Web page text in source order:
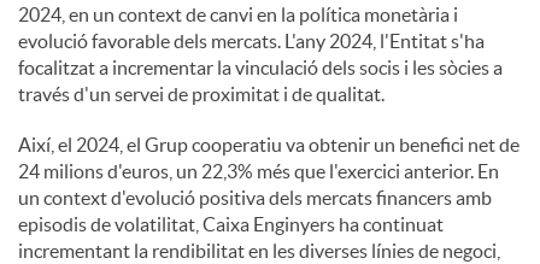
2024, en un context de canvi en la política monetària i
evolució favorable dels mercats. L'any 2024, l'Entitat s'ha
focalitzat a incrementar la vinculació dels socis i les sòcies a
través d'un servei de proximitat i de qualitat.
Així, el 2024, el Grup cooperatiu va obtenir un benefici net de
24 milions d'euros, un 22,3% més que l'exercici anterior. En
un context d'evolució positiva dels mercats financers amb
episodis de volatilitat, Caixa Enginyers ha continuat
incrementant la rendibilitat en les diverses línies de negoci,